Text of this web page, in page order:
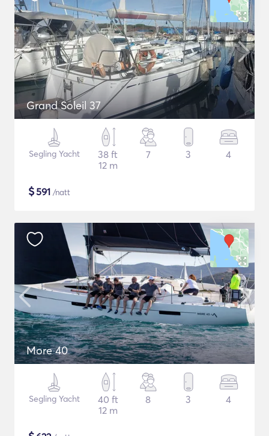
Grand Soleil 37
Segling Yacht
38 ft
12 m
7 3 4
$591 /natt
More 40
Segling Yacht
40 ft
12 m
8 3 4